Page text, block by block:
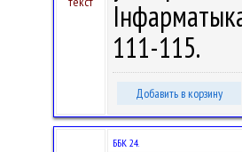
111-115.
Добавить в корзину
ББК 24.